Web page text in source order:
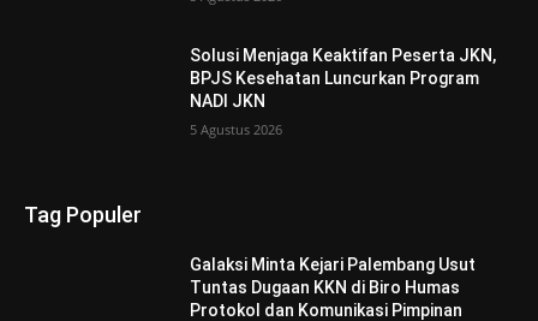
Solusi Menjaga Keaktifan Peserta JKN,
BPJS Kesehatan Luncurkan Program
NADI JKN
5 Agustus 2026
Tag Populer
Galaksi Minta Kejari Palembang Usut
Tuntas Dugaan KKN di Biro Humas
Protokol dan Komunikasi Pimpinan